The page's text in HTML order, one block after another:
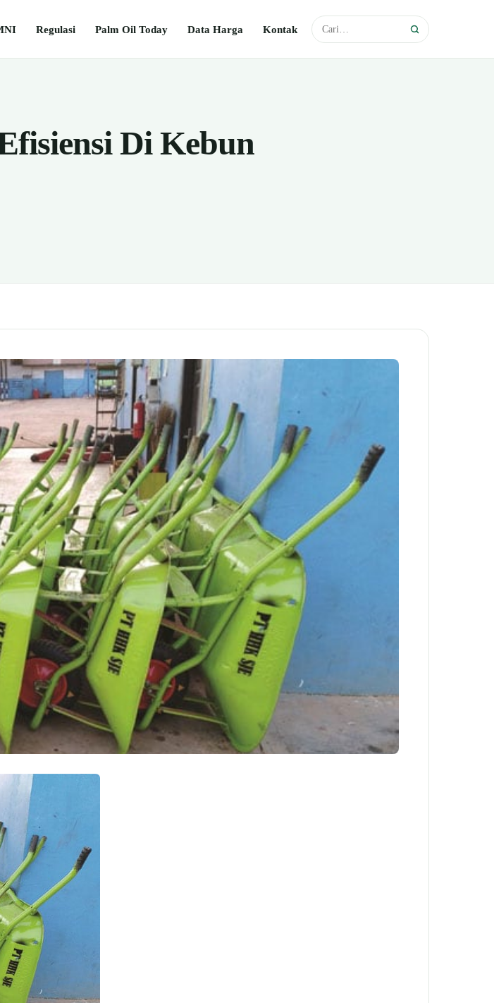
Regulasi Palm Oil Today Data Harga Kontak
Di Kebun